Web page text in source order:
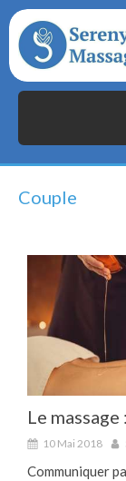
Couple
Le
10 Mai 2018
Communiquer